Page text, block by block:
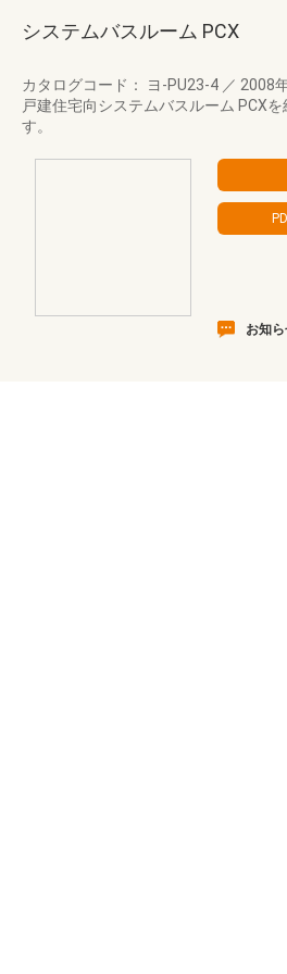
システムバスルーム PCX
カタログコード： ヨ-PU23-4 ／ 2008
戸建住宅向システムバスルーム PCX
す。
お知